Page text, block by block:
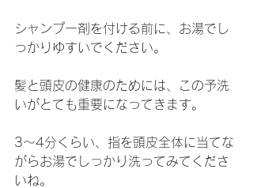
シャンプー剤を付ける前に、お湯でし
っかりゆすいでください。
髪と頭皮の健康のためには、この予洗
いがとても重要になってきます。
3〜4分くらい、指を頭皮全体に当てな
がらお湯でしっかり洗ってみてくださ
いね。